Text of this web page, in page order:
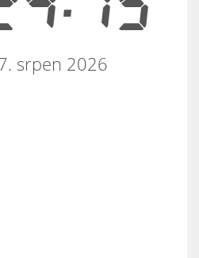
srpen 2026